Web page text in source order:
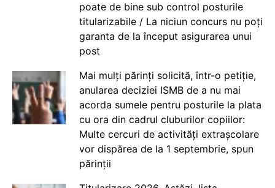
poate de bine sub control posturile
titularizabile / La niciun concurs nu poți
garanta de la început asigurarea unui
post
Mai mulți părinți solicită, într-o petiție,
anularea deciziei ISMB de a nu mai
acorda sumele pentru posturile la plata
cu ora din cadrul cluburilor copiilor:
Multe cercuri de activități extrașcolare
vor dispărea de la 1 septembrie, spun
părinții